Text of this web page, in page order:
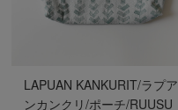
LAPUAN KANKURIT/ラプア
ンカンクリ/ポーチ/RUUSU